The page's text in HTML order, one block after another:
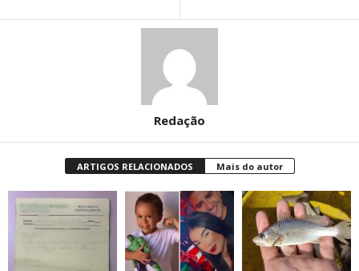
Redação
ARTIGOS RELACIONADOS Mais do autor